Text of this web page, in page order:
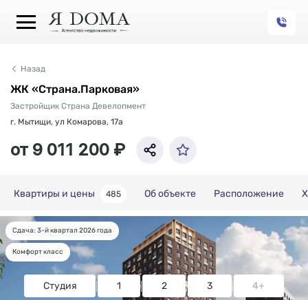
Назад
ЖК «Страна.Парковая»
Застройщик Страна Девелопмент
г. Мытищи, ул Комарова, 17а
от 9 011 200 ₽
Квартиры и цены 485 Об объекте Расположение
Сдача: 3-й квартал 2026 года
Комфорт класс
Квартиры и цены
Студия 1 2 3 4+